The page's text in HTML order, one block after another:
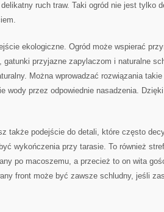
delikatny ruch traw. Taki ogród nie jest tylko
ekologiczne. Ogród może wspierać
gatunki przyjazne zapylaczom i naturalne
Można wprowadzać rozwiązania
wody przez odpowiednie nasadzenia.
także podejście do detali, które często
wykończenia przy tarasie. To również
po macoszemu, a przecież to on wita
front może być zawsze schludny, jeśli